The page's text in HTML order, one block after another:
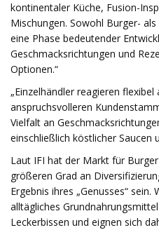
kontinentaler Küche, Fusion-
Mischungen. Sowohl Burger-
eine Phase bedeutender
Geschmacksrichtungen und
Optionen.“
„Einzelhändler reagieren
anspruchsvolleren
Vielfalt an
einschließlich köstlicher Saucen
Laut IFI hat der Markt für
größeren Grad an
Ergebnis ihres „Genusses“
alltägliches
Leckerbissen und eignen sich